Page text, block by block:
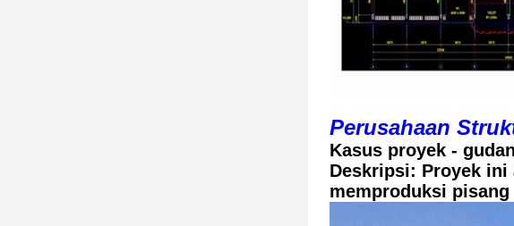
Perusahaan
Kasus proyek -
Deskripsi: Proyek ini
memproduksi